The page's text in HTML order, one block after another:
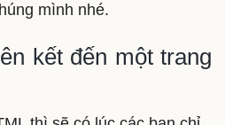
mình nhé.
kết đến một trang